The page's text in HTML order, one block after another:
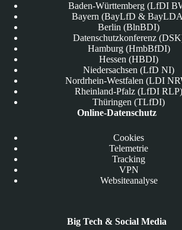
Baden-Württemberg (LfDI
Bayern (BayLfD &
Berlin (BlnBDI)
Datenschutzkonferenz
Hamburg (HmbBfDI)
Hessen (HBDI)
Niedersachsen (LfD NI)
Nordrhein-Westfalen (LDI
Rheinland-Pfalz (LfDI RLP)
Thüringen (TLfDI)
Online-Datenschutz
Cookies
Telemetrie
Tracking
VPN
Websiteanalyse
Big Tech & Social Media